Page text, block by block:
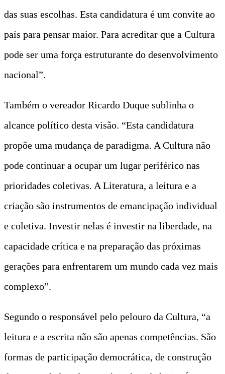
das suas escolhas. Esta candidatura é um convite ao
país para pensar maior. Para acreditar que a Cultura
pode ser uma força estruturante do desenvolvimento
nacional”.
Também o vereador Ricardo Duque sublinha o
alcance político desta visão. “Esta candidatura
propõe uma mudança de paradigma. A Cultura não
pode continuar a ocupar um lugar periférico nas
prioridades coletivas. A Literatura, a leitura e a
criação são instrumentos de emancipação individual
e coletiva. Investir nelas é investir na liberdade, na
capacidade crítica e na preparação das próximas
gerações para enfrentarem um mundo cada vez mais
complexo”.
Segundo o responsável pelo pelouro da Cultura, “a
leitura e a escrita não são apenas competências. São
formas de participação democrática, de construção